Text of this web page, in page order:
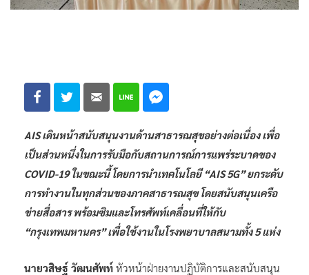
AIS เดินหน้าสนับสนุนงานด้านสาธารณสุขอย่างต่อเนื่อง เพื่อ
เป็นส่วนหนึ่งในการรับมือกับสถานการณ์การแพร่ระบาดของ
COVID-19 ในขณะนี้ โดยการนำเทคโนโลยี “AIS 5G” ยกระดับ
การทำงานในทุกส่วนของภาคสาธารณสุข โดยสนับสนุนเครือ
ข่ายสื่อสาร พร้อมซิมและโทรศัพท์เคลื่อนที่ให้กับ
“กรุงเทพมหานคร” เพื่อใช้งานในโรงพยาบาลสนามทั้ง 5 แห่ง
นายวสิษฐ์ วัฒนศัพท์ หัวหน้าฝ่ายงานปฏิบัติการและสนับสนุน